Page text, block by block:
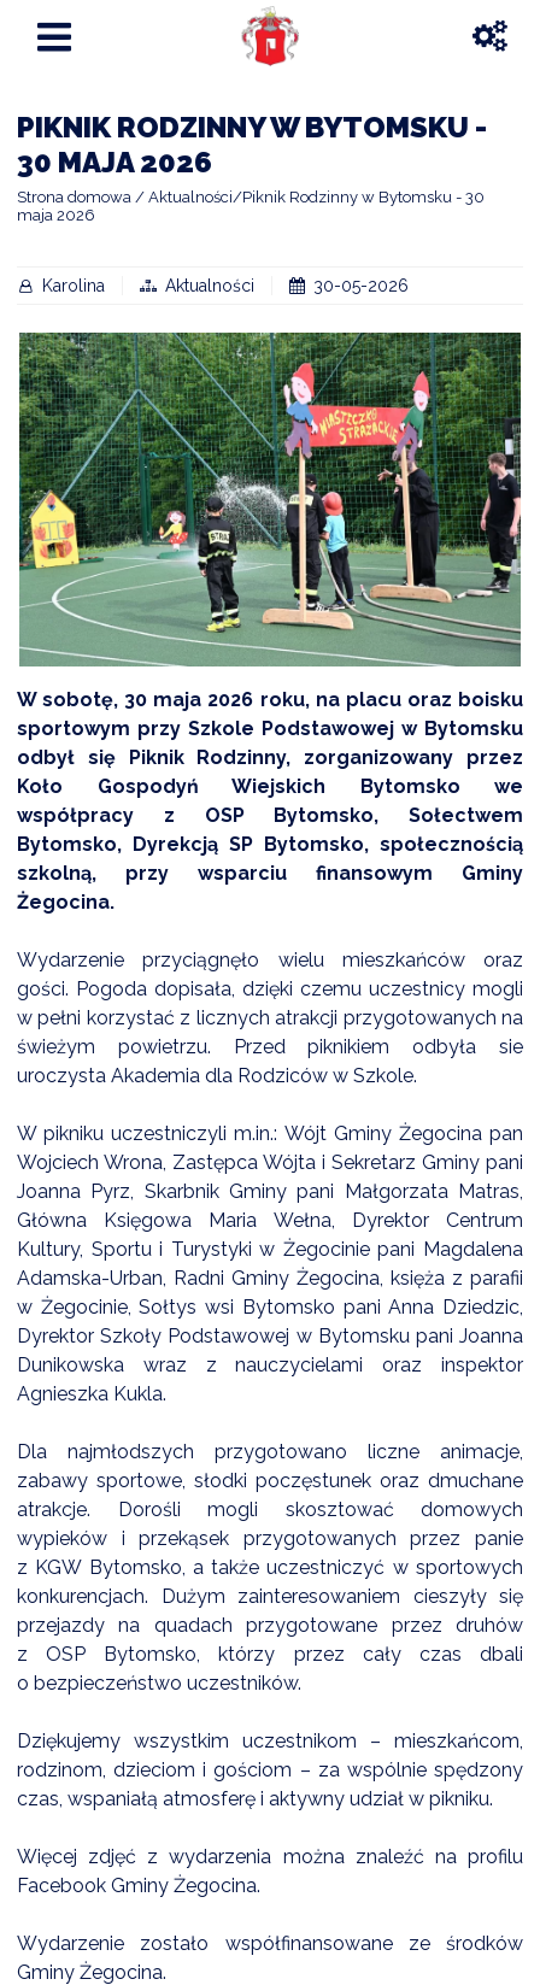
OBSŁUGI
CZYSTE POWIETRZE
EWIDENCJA EMISYJNOŚCI BUDYNKÓW (CEEB)
PIKNIK RODZINNY W BYTOMSKU -
30 MAJA 2026
Strona domowa Aktualności
Piknik Rodzinny w Bytomsku - 30
maja 2026
Karolina Aktualności 30-05-2026
W sobotę, 30 maja 2026 roku, na placu oraz boisku
sportowym przy Szkole Podstawowej w Bytomsku
odbył się Piknik Rodzinny, zorganizowany przez
Koło Gospodyń Wiejskich Bytomsko we
współpracy z OSP Bytomsko, Sołectwem
Bytomsko, Dyrekcją SP Bytomsko, społecznością
szkolną, przy wsparciu finansowym Gminy
Żegocina.
Wydarzenie przyciągnęło wielu mieszkańców oraz
gości. Pogoda dopisała, dzięki czemu uczestnicy mogli
w pełni korzystać z licznych atrakcji przygotowanych na
świeżym powietrzu. Przed piknikiem odbyła sie
uroczysta Akademia dla Rodziców w Szkole.
W pikniku uczestniczyli m.in.: Wójt Gminy Żegocina pan
Wojciech Wrona, Zastępca Wójta i Sekretarz Gminy pani
Joanna Pyrz, Skarbnik Gminy pani Małgorzata Matras,
Główna Księgowa Maria Wełna, Dyrektor Centrum
Kultury, Sportu i Turystyki w Żegocinie pani Magdalena
Adamska-Urban, Radni Gminy Żegocina, księża z parafii
w Żegocinie, Sołtys wsi Bytomsko pani Anna Dziedzic,
Dyrektor Szkoły Podstawowej w Bytomsku pani Joanna
Dunikowska wraz z nauczycielami oraz inspektor
Agnieszka Kukla.
Dla najmłodszych przygotowano liczne animacje,
zabawy sportowe, słodki poczęstunek oraz dmuchane
atrakcje. Dorośli mogli skosztować domowych
wypieków i przekąsek przygotowanych przez panie
z KGW Bytomsko, a także uczestniczyć w sportowych
konkurencjach. Dużym zainteresowaniem cieszyły się
przejazdy na quadach przygotowane przez druhów
z OSP Bytomsko, którzy przez cały czas dbali
o bezpieczeństwo uczestników.
Dziękujemy wszystkim uczestnikom – mieszkańcom,
rodzinom, dzieciom i gościom – za wspólnie spędzony
czas, wspaniałą atmosferę i aktywny udział w pikniku.
Więcej zdjęć z wydarzenia można znaleźć na profilu
Facebook Gminy Żegocina.
Wydarzenie zostało współfinansowane ze środków
Gminy Żegocina.